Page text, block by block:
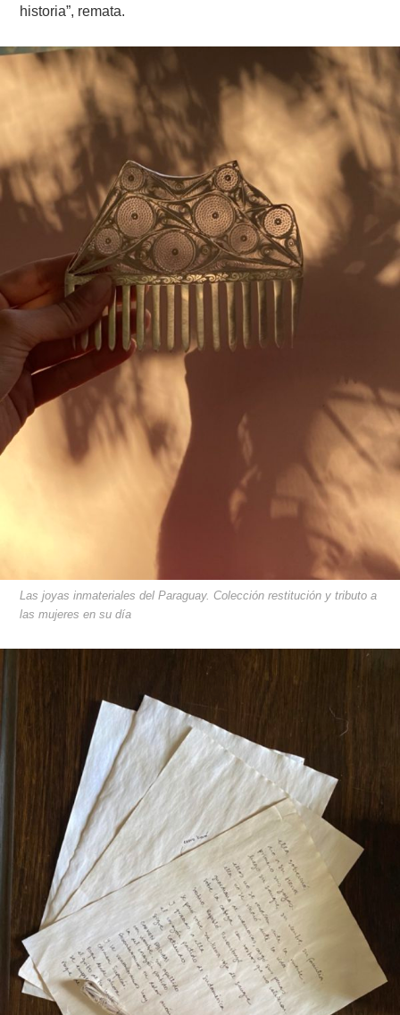
historia”, remata.
Las joyas inmateriales del Paraguay. Colección restitución y tributo a
las mujeres en su día